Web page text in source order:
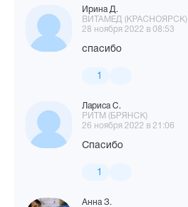
Ирина Д.
ВИТАМЕД (КРАСНОЯРСК)
28 ноября 2022 в 08:53
спасибо
1
Лариса С.
РИТМ (БРЯНСК)
26 ноября 2022 в 21:06
Спасибо
1
Анна З.